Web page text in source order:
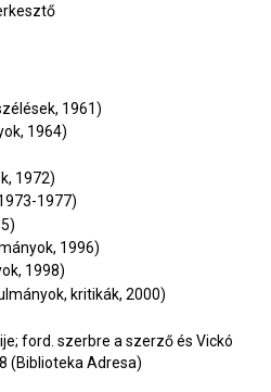
1961)
1964)
1972)
1977)
1996)
1998)
kritikák, 2000)
ford. szerbre a szerző és Vickó
(Biblioteka Adresa)